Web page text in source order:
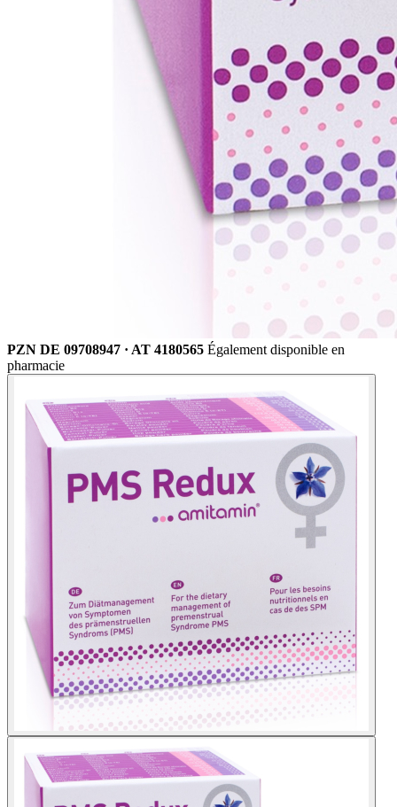
PZN DE 09708947 · AT 4180565 Également disponible en
pharmacie